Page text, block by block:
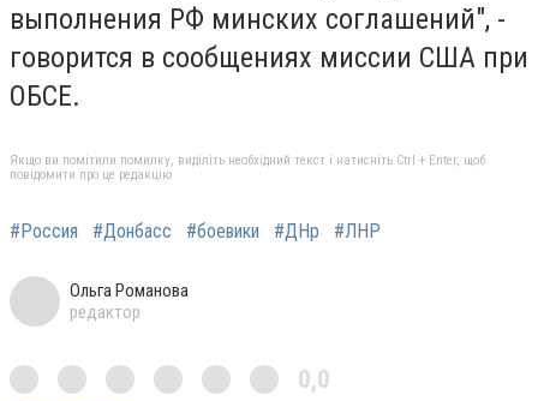
выполнения РФ минских соглашений", -
говорится в сообщениях миссии США при
ОБСЕ.
Якщо ви помітили помилку, виділіть необхідний текст і натисніть Ctrl + Enter, щоб
повідомити про це редакцію
#Россия #Донбасс #боевики #ДНр #ЛНР
Ольга Романова
редактор
0,0